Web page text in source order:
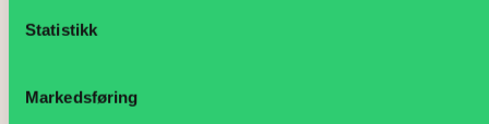
Statistikk
Markedsføring